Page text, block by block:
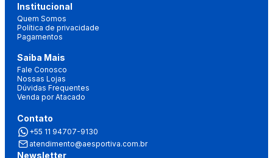
Institucional
Quem Somos
Política de privacidade
Pagamentos
Saiba Mais
Fale Conosco
Nossas Lojas
Dúvidas Frequentes
Venda por Atacado
Contato
+55 11 94707-9130
atendimento@aesportiva.com.br
Newsletter